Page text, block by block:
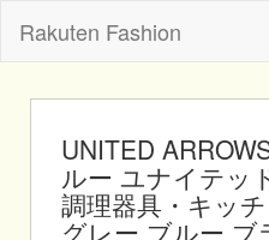
Rakuten Fashion
UNITED
ルー ユナイテッ
調理器具・キッ
グレー ブルー ブ